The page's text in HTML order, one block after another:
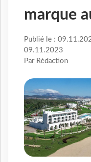
marque
Publié le :
09.11.2023
Par Rédaction